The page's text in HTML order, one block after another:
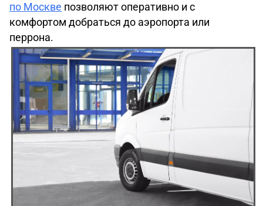
по Москве позволяют оперативно и с
комфортом добраться до аэропорта или
перрона.